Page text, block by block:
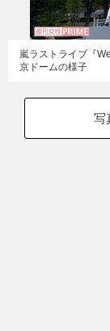
嵐ラストライブ『
京ドームの様子
写